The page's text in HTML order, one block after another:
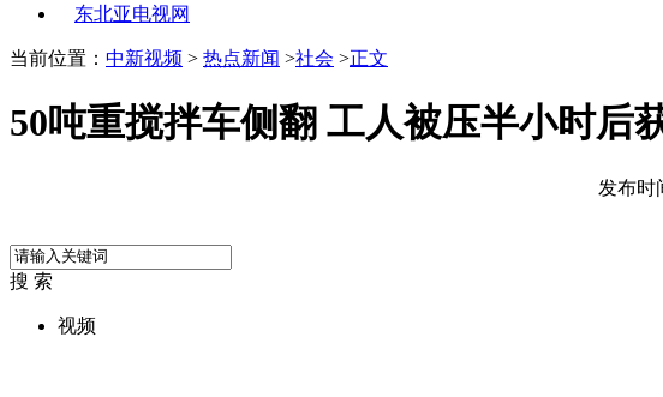
东北亚电视网
当前位置： 中新视频 > 热点新闻 >社会 >正文
50吨重搅拌车侧翻 工人被压半小时后
发布时
搜 索
视频